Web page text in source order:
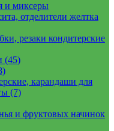
и миксеры
отделители желтка
резаки кондитерские
(45)
карандаши для
(7)
и фруктовых начинок